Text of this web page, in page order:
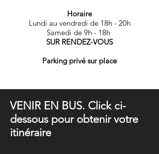
Horaire
Lundi au vendredi de 18h - 20h
Samedi de 9h - 18h
SUR RENDEZ-VOUS
Parking privé sur place
VENIR EN BUS. Click ci-
dessous pour obtenir votre
itinéraire